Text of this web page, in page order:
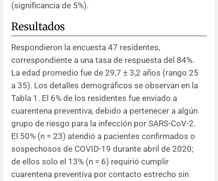
(significancia de 5%).
Resultados
Respondieron la encuesta 47 residentes,
correspondiente a una tasa de respuesta del 84%.
La edad promedio fue de 29,7 ± 3,2 años (rango 25
a 35). Los detalles demográficos se observan en la
Tabla 1. El 6% de los residentes fue enviado a
cuarentena preventiva, debido a pertenecer a algún
grupo de riesgo para la infección por SARS-CoV-2.
El 50% (n = 23) atendió a pacientes confirmados o
sospechosos de COVID-19 durante abril de 2020;
de ellos solo el 13% (n = 6) requirió cumplir
cuarentena preventiva por contacto estrecho sin